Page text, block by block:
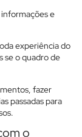
e
experiência do
se o quadro de
fazer
passadas para
o